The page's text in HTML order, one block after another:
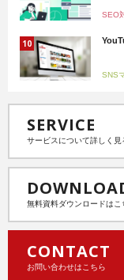
SEO
SNS
SERVICE
サービスについて詳しく見
無料資料ダウンロードはこ
CONTACT
お問い合わせはこちら